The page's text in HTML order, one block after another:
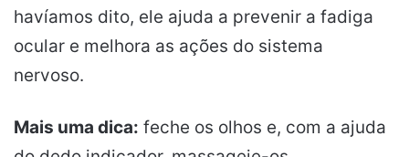
havíamos dito, ele ajuda a prevenir a fadiga
ocular e melhora as ações do sistema
nervoso.
Mais uma dica: feche os olhos e, com a ajuda